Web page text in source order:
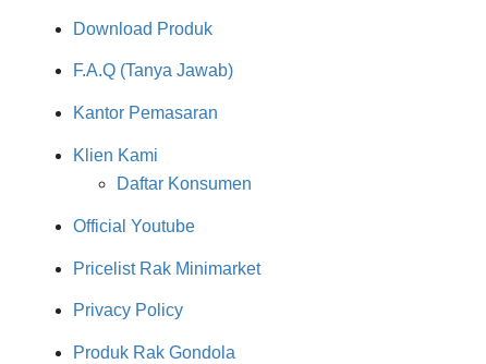
Download Produk
F.A.Q (Tanya Jawab)
Kantor Pemasaran
Klien Kami
Daftar Konsumen
Official Youtube
Pricelist Rak Minimarket
Privacy Policy
Produk Rak Gondola